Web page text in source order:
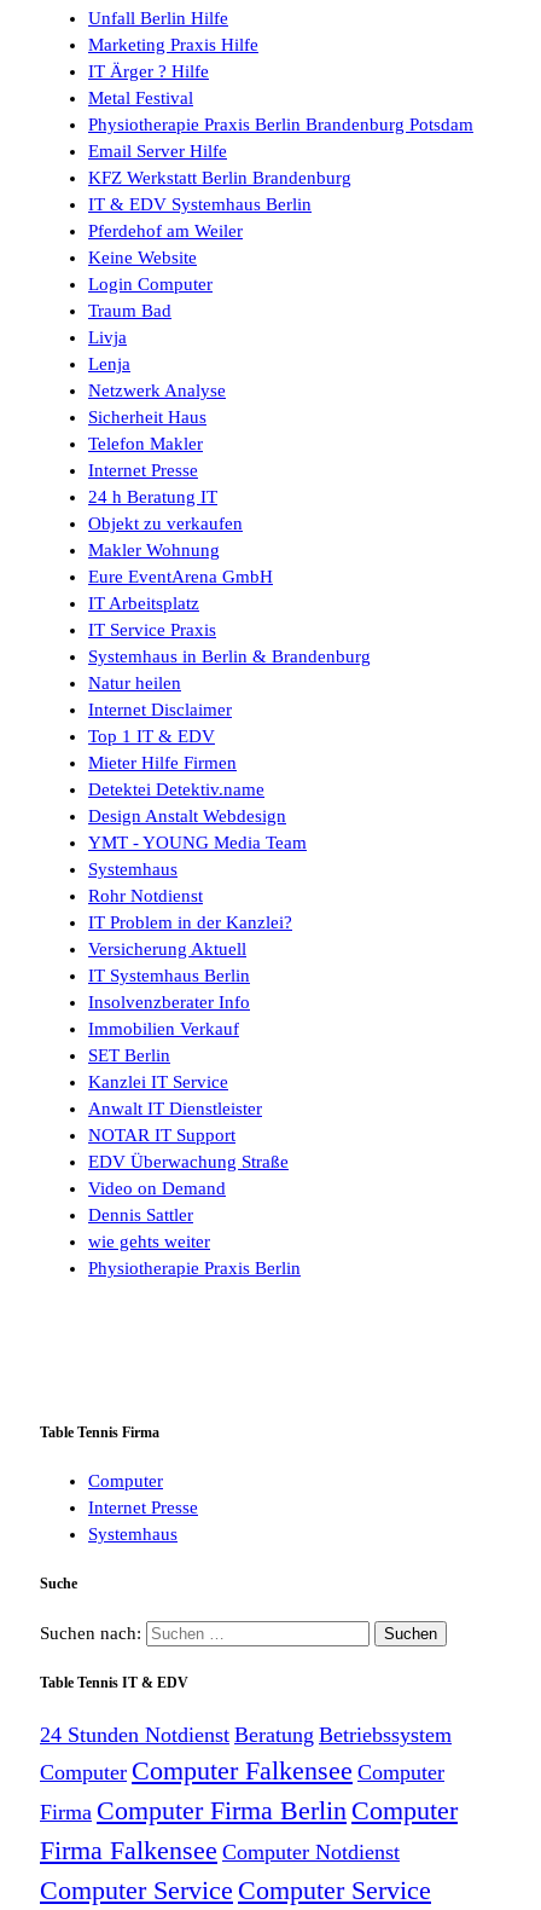
Unfall Berlin Hilfe
Marketing Praxis Hilfe
IT Ärger ? Hilfe
Metal Festival
Physiotherapie Praxis Berlin Brandenburg Potsdam
Email Server Hilfe
KFZ Werkstatt Berlin Brandenburg
IT & EDV Systemhaus Berlin
Pferdehof am Weiler
Keine Website
Login Computer
Traum Bad
Livja
Lenja
Netzwerk Analyse
Sicherheit Haus
Telefon Makler
Internet Presse
24 h Beratung IT
Objekt zu verkaufen
Makler Wohnung
Eure EventArena GmbH
IT Arbeitsplatz
IT Service Praxis
Systemhaus in Berlin & Brandenburg
Natur heilen
Internet Disclaimer
Top 1 IT & EDV
Mieter Hilfe Firmen
Detektei Detektiv.name
Design Anstalt Webdesign
YMT - YOUNG Media Team
Systemhaus
Rohr Notdienst
IT Problem in der Kanzlei?
Versicherung Aktuell
IT Systemhaus Berlin
Insolvenzberater Info
Immobilien Verkauf
SET Berlin
Kanzlei IT Service
Anwalt IT Dienstleister
NOTAR IT Support
EDV Überwachung Straße
Video on Demand
Dennis Sattler
wie gehts weiter
Physiotherapie Praxis Berlin
Table Tennis Firma
Computer
Internet Presse
Systemhaus
Suche
Suchen nach:
Table Tennis IT & EDV
24 Stunden Notdienst Beratung Betriebssystem
Computer Computer Falkensee Computer
Firma Computer Firma Berlin Computer
Firma Falkensee Computer Notdienst
Computer Service Computer Service